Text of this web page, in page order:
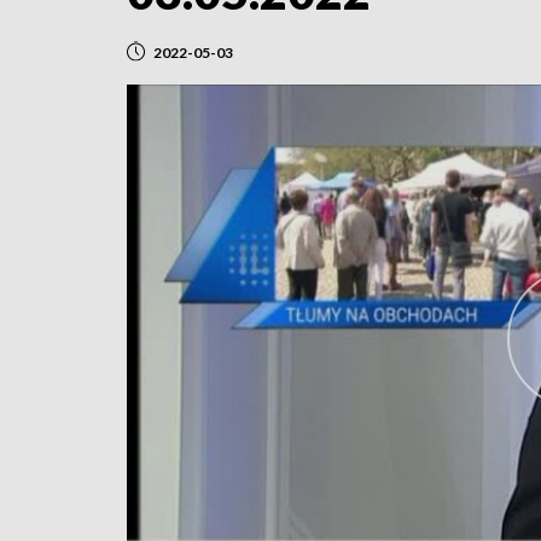
2022-05-03